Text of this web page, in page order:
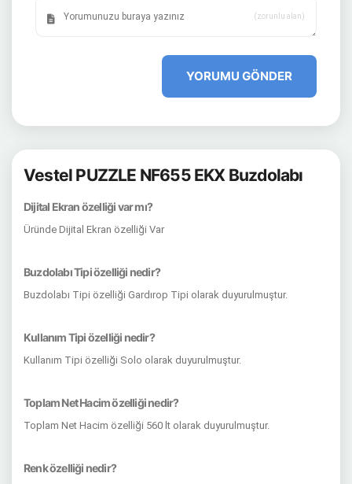
(zorunlu alan)
YORUMU GÖNDER
Vestel PUZZLE NF655 EKX Buzdolabı
Dijital Ekran özelliği var mı?
Üründe Dijital Ekran özelliği Var
Buzdolabı Tipi özelliği nedir?
Buzdolabı Tipi özelliği Gardırop Tipi olarak duyurulmuştur.
Kullanım Tipi özelliği nedir?
Kullanım Tipi özelliği Solo olarak duyurulmuştur.
Toplam Net Hacim özelliği nedir?
Toplam Net Hacim özelliği 560 lt olarak duyurulmuştur.
Renk özelliği nedir?